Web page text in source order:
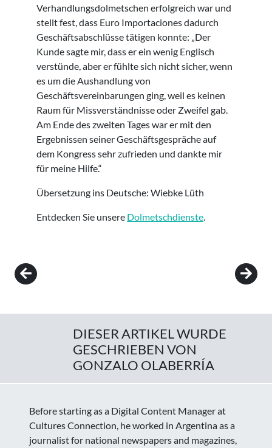
Verhandlungsdolmetschen erfolgreich war und
stellt fest, dass Euro Importaciones dadurch
Geschäftsabschlüsse tätigen konnte: „Der
Kunde sagte mir, dass er ein wenig Englisch
verstünde, aber er fühlte sich nicht sicher, wenn
es um die Aushandlung von
Geschäftsvereinbarungen ging, weil es keinen
Raum für Missverständnisse oder Zweifel gab.
Am Ende des zweiten Tages war er mit den
Ergebnissen seiner Geschäftsgespräche auf
dem Kongress sehr zufrieden und dankte mir
für meine Hilfe.“
Übersetzung ins Deutsche: Wiebke Lüth
Entdecken Sie unsere Dolmetschdienste.
Post navigation
DIESER ARTIKEL WURDE
GESCHRIEBEN VON
GONZALO OLABERRÍA
Before starting as a Digital Content Manager at
Cultures Connection, he worked in Argentina as a
journalist for national newspapers and magazines,